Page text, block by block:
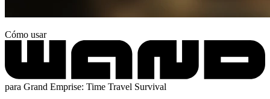
Cómo usar
para Grand Emprise: Time Travel Survival